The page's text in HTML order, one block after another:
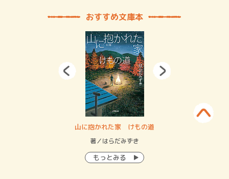
おすすめ文庫本
山に抱かれた家 けもの道
著／はらだみずき
もっとみる